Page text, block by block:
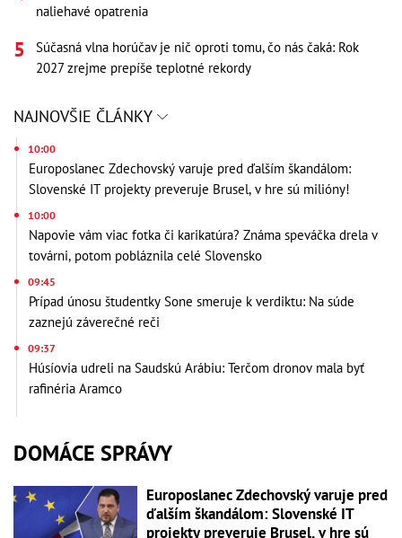
naliehavé opatrenia
Súčasná vlna horúčav je nič oproti tomu, čo nás čaká: Rok
2027 zrejme prepíše teplotné rekordy
NAJNOVŠIE ČLÁNKY
10:00
Europoslanec Zdechovský varuje pred ďalším škandálom:
Slovenské IT projekty preveruje Brusel, v hre sú milióny!
10:00
Napovie vám viac fotka či karikatúra? Známa speváčka drela v
továrni, potom pobláznila celé Slovensko
09:45
Prípad únosu študentky Sone smeruje k verdiktu: Na súde
zaznejú záverečné reči
09:37
Húsíovia udreli na Saudskú Arábiu: Terčom dronov mala byť
rafinéria Aramco
DOMÁCE SPRÁVY
Europoslanec Zdechovský varuje pred
ďalším škandálom: Slovenské IT
projekty preveruje Brusel, v hre sú